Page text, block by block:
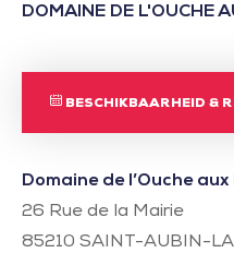
DOMAINE DE L'OUCHE
BESCHIKBAARHEID &
Domaine de l’Ouche aux
26 Rue de la Mairie
85210 SAINT-AUBIN-